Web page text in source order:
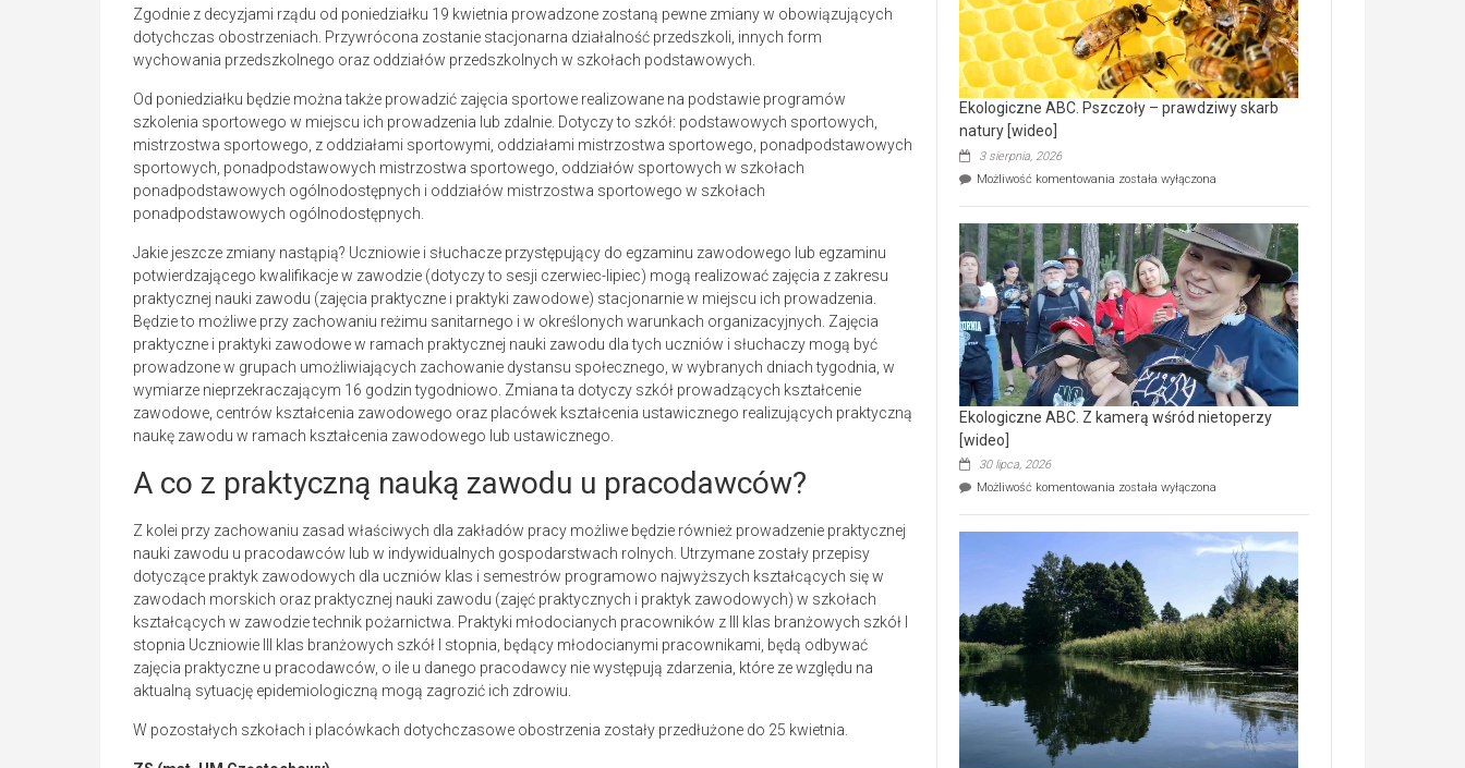
Zgodnie z decyzjami rządu od poniedziałku 19 kwietnia prowadzone zostaną pewne zmiany w obowiązujących
dotychczas obostrzeniach. Przywrócona zostanie stacjonarna działalność przedszkoli, innych form
wychowania przedszkolnego oraz oddziałów przedszkolnych w szkołach podstawowych.
Od poniedziałku będzie można także prowadzić zajęcia sportowe realizowane na podstawie programów
szkolenia sportowego w miejscu ich prowadzenia lub zdalnie. Dotyczy to szkół: podstawowych sportowych,
mistrzostwa sportowego, z oddziałami sportowymi, oddziałami mistrzostwa sportowego, ponadpodstawowych
sportowych, ponadpodstawowych mistrzostwa sportowego, oddziałów sportowych w szkołach
ponadpodstawowych ogólnodostępnych i oddziałów mistrzostwa sportowego w szkołach
ponadpodstawowych ogólnodostępnych.
Jakie jeszcze zmiany nastąpią? Uczniowie i słuchacze przystępujący do egzaminu zawodowego lub egzaminu
potwierdzającego kwalifikacje w zawodzie (dotyczy to sesji czerwiec-lipiec) mogą realizować zajęcia z zakresu
praktycznej nauki zawodu (zajęcia praktyczne i praktyki zawodowe) stacjonarnie w miejscu ich prowadzenia.
Będzie to możliwe przy zachowaniu reżimu sanitarnego i w określonych warunkach organizacyjnych. Zajęcia
praktyczne i praktyki zawodowe w ramach praktycznej nauki zawodu dla tych uczniów i słuchaczy mogą być
prowadzone w grupach umożliwiających zachowanie dystansu społecznego, w wybranych dniach tygodnia, w
wymiarze nieprzekraczającym 16 godzin tygodniowo. Zmiana ta dotyczy szkół prowadzących kształcenie
zawodowe, centrów kształcenia zawodowego oraz placówek kształcenia ustawicznego realizujących praktyczną
naukę zawodu w ramach kształcenia zawodowego lub ustawicznego.
A co z praktyczną nauką zawodu u pracodawców?
Z kolei przy zachowaniu zasad właściwych dla zakładów pracy możliwe będzie również prowadzenie praktycznej
nauki zawodu u pracodawców lub w indywidualnych gospodarstwach rolnych. Utrzymane zostały przepisy
dotyczące praktyk zawodowych dla uczniów klas i semestrów programowo najwyższych kształcących się w
zawodach morskich oraz praktycznej nauki zawodu (zajęć praktycznych i praktyk zawodowych) w szkołach
kształcących w zawodzie technik pożarnictwa. Praktyki młodocianych pracowników z III klas branżowych szkół I
stopnia Uczniowie III klas branżowych szkół I stopnia, będący młodocianymi pracownikami, będą odbywać
zajęcia praktyczne u pracodawców, o ile u danego pracodawcy nie występują zdarzenia, które ze względu na
aktualną sytuację epidemiologiczną mogą zagrozić ich zdrowiu.
W pozostałych szkołach i placówkach dotychczasowe obostrzenia zostały przedłużone do 25 kwietnia.
15,6
mln
na
modernizację
oczyszczalni
ścieków
[wideo]
Ekologiczne ABC. Pszczoły – prawdziwy skarb
natury [wideo]
3 sierpnia, 2026
Możliwość komentowania Ekologiczne
–
prawdziwy
skarb
natury
[wideo]
została wyłączona
Ekologiczne ABC. Z kamerą wśród nietoperzy
[wideo]
30 lipca, 2026
Możliwość komentowania Ekologiczne
wśród
nietoperzy
[wideo]
została wyłączona